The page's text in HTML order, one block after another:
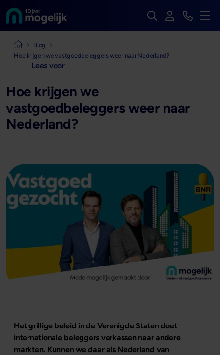
Naar de homepage van Zoek op de hele
InloggenBekijk
Menu
Naar de homepage van Mogelijk Vastgoedfinancieringen
Blog
Hoe krijgen we vastgoedbeleggers weer naar Nederland?
Lees voor
Hoe krijgen we
vastgoedbeleggers weer naar
Nederland?
Het grillige beleid in de Verenigde Staten doet
internationale beleggers verkassen naar andere
markten. Kunnen we daar als Nederland van